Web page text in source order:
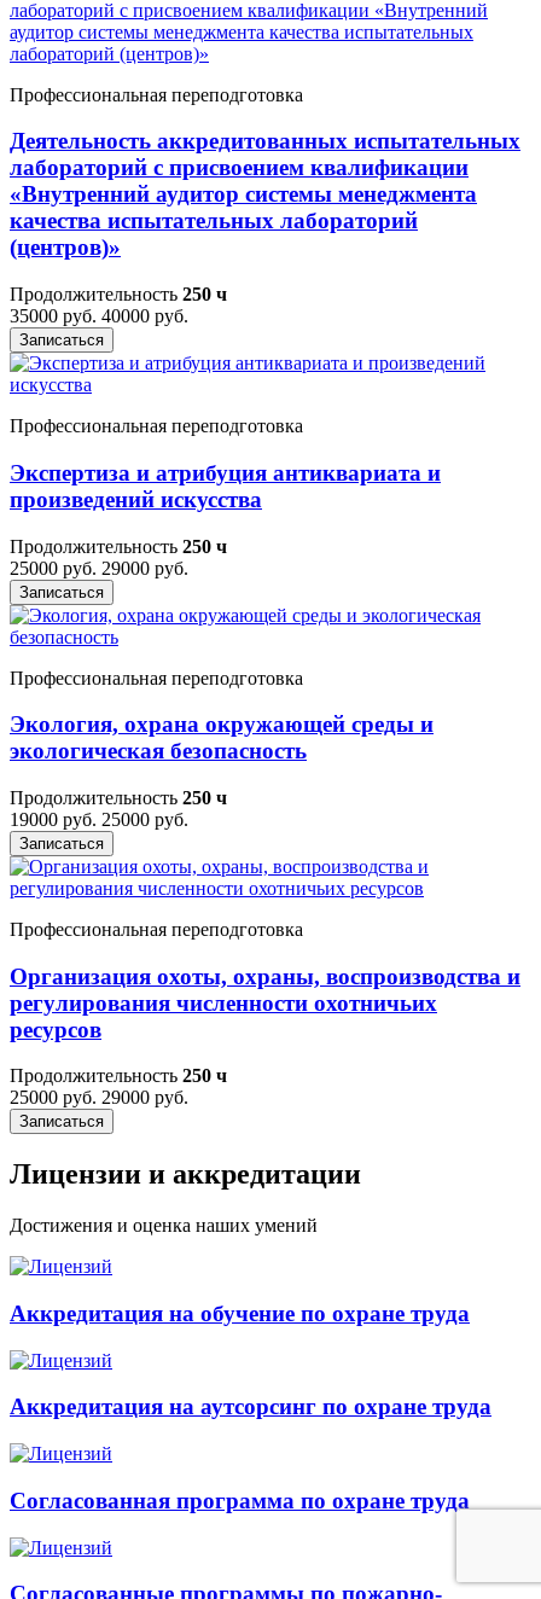
Профессиональная переподготовка
Деятельность аккредитованных испытательных
лабораторий с присвоением квалификации
«Внутренний аудитор системы менеджмента
качества испытательных лабораторий
(центров)»
Продолжительность 250 ч
35000 руб. 40000 руб.
Записаться
Профессиональная переподготовка
Экспертиза и атрибуция антиквариата и
произведений искусства
Продолжительность 250 ч
25000 руб. 29000 руб.
Записаться
Профессиональная переподготовка
Экология, охрана окружающей среды и
экологическая безопасность
Продолжительность 250 ч
19000 руб. 25000 руб.
Записаться
Профессиональная переподготовка
Организация охоты, охраны, воспроизводства и
регулирования численности охотничьих
ресурсов
Продолжительность 250 ч
25000 руб. 29000 руб.
Записаться
Лицензии и аккредитации
Достижения и оценка наших умений
Аккредитация на обучение по охране труда
Аккредитация на аутсорсинг по охране труда
Согласованная программа по охране труда